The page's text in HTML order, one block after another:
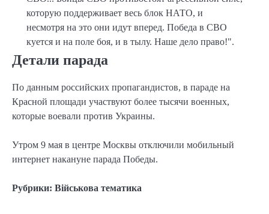
которую поддерживает весь блок НАТО, и
несмотря на это они идут вперед. Победа в СВО
куется и на поле боя, и в тылу. Наше дело право!".
Детали парада
По данным российских пропагандистов, в параде на
Красной площади участвуют более тысячи военных,
которые воевали против Украины.
Утром 9 мая в центре Москвы отключили мобильный
интернет накануне парада Победы.
Рубрики: Військова тематика